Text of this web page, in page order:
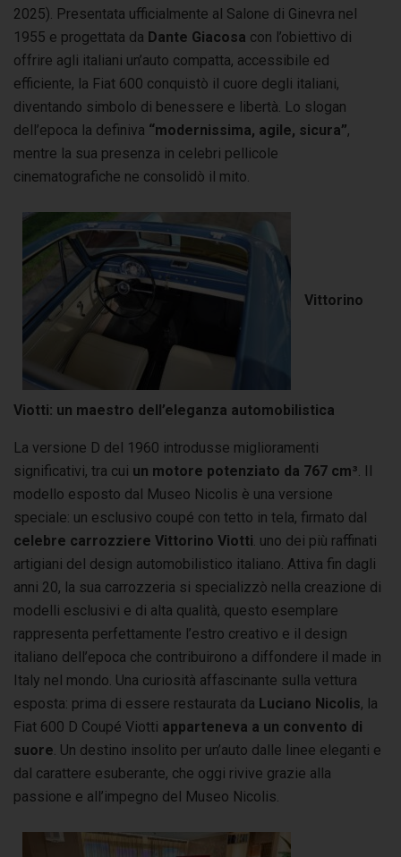
2025). Presentata ufficialmente al Salone di Ginevra nel
1955 e progettata da Dante Giacosa con l’obiettivo di
offrire agli italiani un’auto compatta, accessibile ed
efficiente, la Fiat 600 conquistò il cuore degli italiani,
diventando simbolo di benessere e libertà. Lo slogan
dell’epoca la definiva “modernissima, agile, sicura”,
mentre la sua presenza in celebri pellicole
cinematografiche ne consolidò il mito.
Vittorino
Viotti: un maestro dell’eleganza automobilistica
La versione D del 1960 introdusse miglioramenti
significativi, tra cui un motore potenziato da 767 cm³ . Il
modello esposto dal Museo Nicolis è una versione
speciale: un esclusivo coupé con tetto in tela, firmato dal
celebre carrozziere Vittorino Viotti . uno dei più raffinati
artigiani del design automobilistico italiano. Attiva fin dagli
anni 20, la sua carrozzeria si specializzò nella creazione di
modelli esclusivi e di alta qualità, questo esemplare
rappresenta perfettamente l’estro creativo e il design
italiano dell’epoca che contribuirono a diffondere il made in
Italy nel mondo. Una curiosità affascinante sulla vettura
esposta: prima di essere restaurata da Luciano Nicolis, la
Fiat 600 D Coupé Viotti apparteneva a un convento di
suore . Un destino insolito per un’auto dalle linee eleganti e
dal carattere esuberante, che oggi rivive grazie alla
passione e all’impegno del Museo Nicolis.